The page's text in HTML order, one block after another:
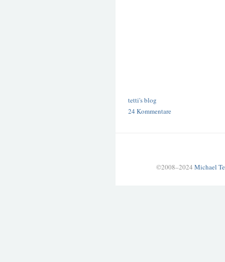
tetti's blog
24 Kommentare
©2008–2024 Michael